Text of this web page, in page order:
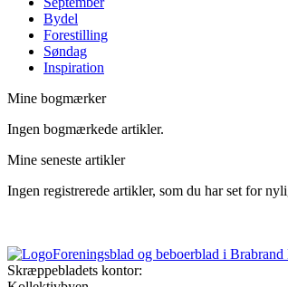
Bydel
Forestilling
Søndag
Inspiration
Mine bogmærker
Ingen bogmærkede artikler.
Mine seneste artikler
Ingen registrerede artikler, som du har set for
Foreningsblad og beboerblad i
Skræppebladets kontor: